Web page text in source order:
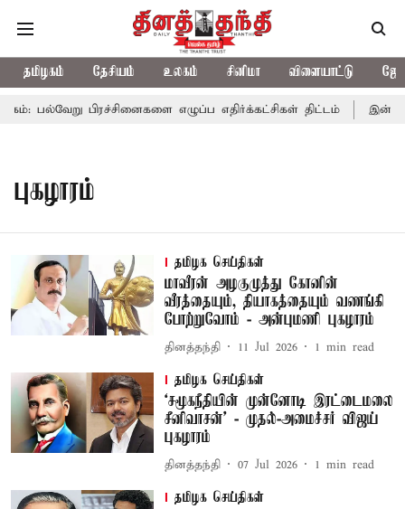
தமிழகம் தேசியம் உலகம் சினிமா விளையாட்டு
பிரச்சினைகளை எழுப்ப எதிர்க்கட்சிகள் திட்டம் இன்று
புகழாரம்
தமிழக செய்திகள்
மாவீரன் அழகுமுத்து கோனின்
வீரத்தையும், தியாகத்தையும் வணங்கி
போற்றுவோம் - அன்புமணி புகழாரம்
தினத்தந்தி 11 Jul 2026 1 min read
தமிழக செய்திகள்
‘சமூகநீதியின் முன்னோடி இரட்டைமலை
சீனிவாசன்' - முதல்-அமைச்சர் விஜய்
புகழாரம்
தினத்தந்தி 07 Jul 2026 1 min read
தமிழக செய்திகள்